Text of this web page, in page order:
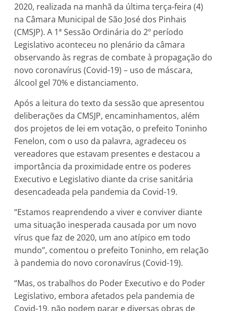
2020, realizada na manhã da última terça-feira (4)
na Câmara Municipal de São José dos Pinhais
(CMSJP). A 1ª Sessão Ordinária do 2º período
Legislativo aconteceu no plenário da câmara
observando às regras de combate à propagação do
novo coronavírus (Covid-19) – uso de máscara,
álcool gel 70% e distanciamento.
Após a leitura do texto da sessão que apresentou
deliberações da CMSJP, encaminhamentos, além
dos projetos de lei em votação, o prefeito Toninho
Fenelon, com o uso da palavra, agradeceu os
vereadores que estavam presentes e destacou a
importância da proximidade entre os poderes
Executivo e Legislativo diante da crise sanitária
desencadeada pela pandemia da Covid-19.
“Estamos reaprendendo a viver e conviver diante
uma situação inesperada causada por um novo
vírus que faz de 2020, um ano atípico em todo
mundo”, comentou o prefeito Toninho, em relação
à pandemia do novo coronavírus (Covid-19).
“Mas, os trabalhos do Poder Executivo e do Poder
Legislativo, embora afetados pela pandemia de
Covid-19, não podem parar e diversas obras de